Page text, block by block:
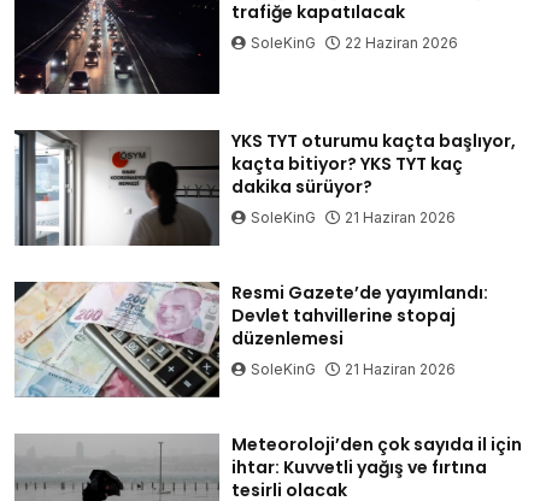
trafiğe kapatılacak
SoleKinG 22 Haziran 2026
YKS TYT oturumu kaçta başlıyor,
kaçta bitiyor? YKS TYT kaç
dakika sürüyor?
SoleKinG 21 Haziran 2026
Resmi Gazete’de yayımlandı:
Devlet tahvillerine stopaj
düzenlemesi
SoleKinG 21 Haziran 2026
Meteoroloji’den çok sayıda il için
ihtar: Kuvvetli yağış ve fırtına
tesirli olacak